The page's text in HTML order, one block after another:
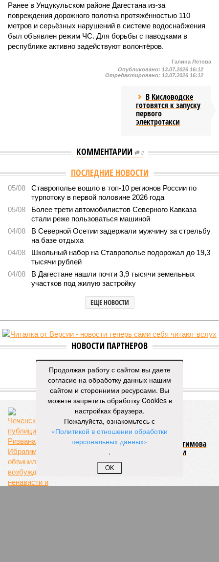
Ранее в Унцукульском районе Дагестана из-за
повреждения дорожного полотна протяжённостью 110
метров и серьёзных нарушений в системе водоснабжения
был объявлен режим ЧС. Для борьбы с паводками в
республике активно задействуют волонтёров.
Галина Летова
Опубликовано: 13.07.2026 16:12
Отредактировано: 13.07.2026 16:12
В Кисловодске
готовятся к запуску
первого
электротакси
КОММЕНТАРИИ 0
ПОСЛЕДНИЕ НОВОСТИ
05/08
Ставрополье вошло в топ-10 регионов России по
турпотоку в первой половине 2026 года
05/08
Более трети автомобилистов Северного Кавказа
стали реже пользоваться машиной
04/08
В Северной Осетии задержали мужчину за стрельбу
на базе отдыха
04/08
Школьный набор на Ставрополье подорожал до 19,3
тысячи рублей
04/08
В Дагестане нашли почти 3,9 тысячи земельных
участков под жилую застройку
ЕЩЕ НОВОСТИ
НОВОСТИ ПАРТНЕРОВ
Новости smi2.ru
ЕЩЕ ИЗ РАЗДЕЛА «ВЛАСТЬ»
Чеченского публициста Ризвана Ибрагимова
обвинили в возбуждении ненависти и
Продолжая работу с сайтом вы даете
согласие на обработку данных нашим
сайтом и сторонними ресурсами. Вы
можете запретить обработку Cookies в
настройках браузера.
Пожалуйста, ознакомьтесь с
«Политикой в отношении обработки
персональных данных»
.
OK